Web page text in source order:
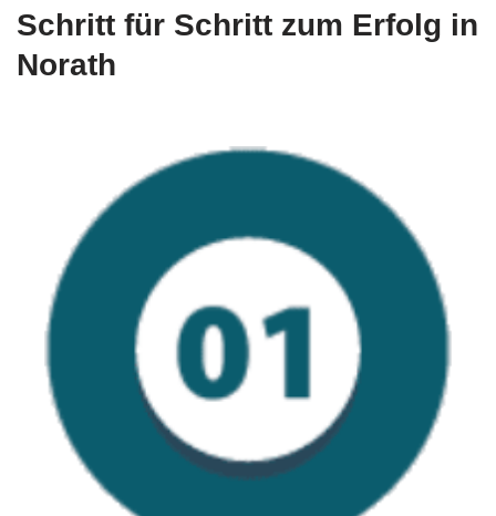
Schritt für Schritt zum Erfolg in
Norath